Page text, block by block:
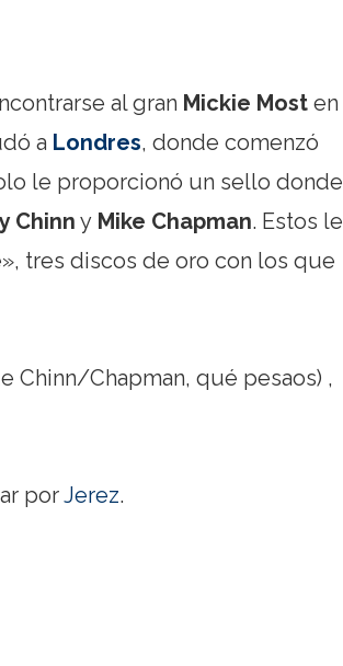
al gran Mickie Most en
a Londres, donde comenzó
le proporcionó un sello donde
Chinn y Mike Chapman. Estos le
tres discos de oro con los que
Chinn/Chapman, qué pesaos) ,
porJerez.